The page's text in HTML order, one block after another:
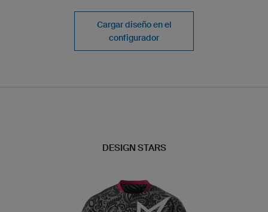
Cargar diseño en el
configurador
DESIGN STARS